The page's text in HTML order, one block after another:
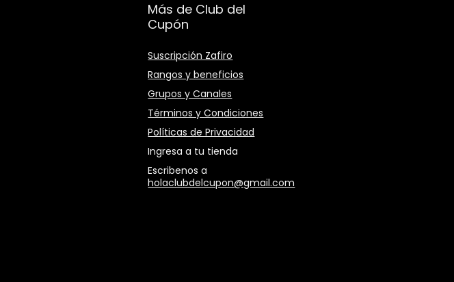
Más de Club del
Cupón
Suscripción Zafiro
Rangos y beneficios
Grupos y Canales
Términos y Condiciones
Políticas de Privacidad
Ingresa a tu tienda
Escribenos a
holaclubdelcupon@gmail.com